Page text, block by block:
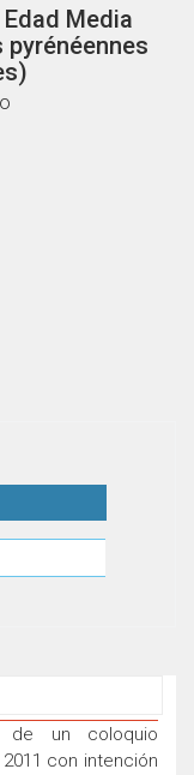
Media
de un coloquio
con intención